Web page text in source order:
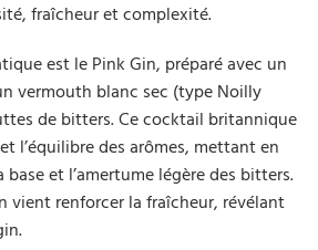
fraîcheur et complexité.
est le Pink Gin, préparé avec un
vermouth blanc sec (type Noilly
de bitters. Ce cocktail britannique
l’équilibre des arômes, mettant en
et l’amertume légère des bitters.
vient renforcer la fraîcheur, révélant